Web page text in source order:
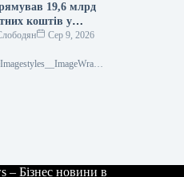
19,6 млрд
коштів у
трансферти
Сер 9, 2026
– Бізнес новини в